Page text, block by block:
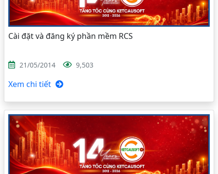
Cài đặt và đăng ký phần mềm RCS
21/05/2014 9,503
Xem chi tiết